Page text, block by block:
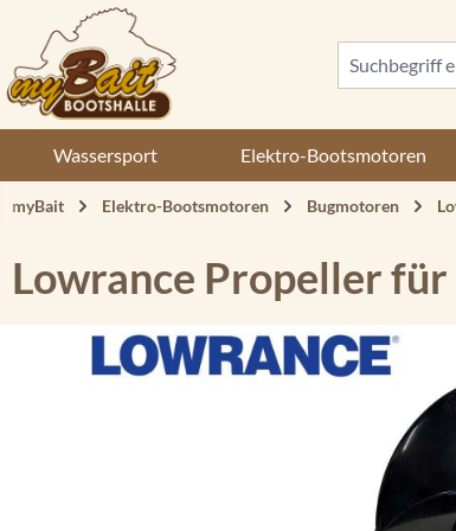
Hauptinhalt springen
Zur Suche springen
Zur Hauptnavigation springen
Wassersport Elektro-Bootsmotoren
myBait Elektro-Bootsmotoren Bugmotoren
Lowrance Propeller für
Bildergalerie überspringen